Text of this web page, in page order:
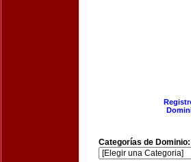
Categorías de Dominio: